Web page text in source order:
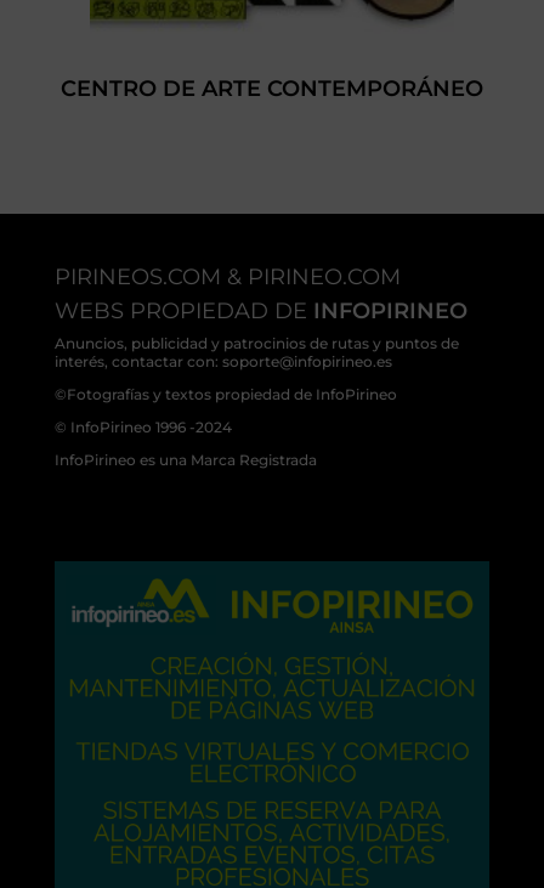
CENTRO DE ARTE CONTEMPORÁNEO
PIRINEOS.COM & PIRINEO.COM
WEBS PROPIEDAD DE INFOPIRINEO
Anuncios, publicidad y patrocinios de rutas y puntos de
interés, contactar con: soporte@infopirineo.es
©Fotografías y textos propiedad de InfoPirineo
© InfoPirineo 1996 -2024
InfoPirineo es una Marca Registrada